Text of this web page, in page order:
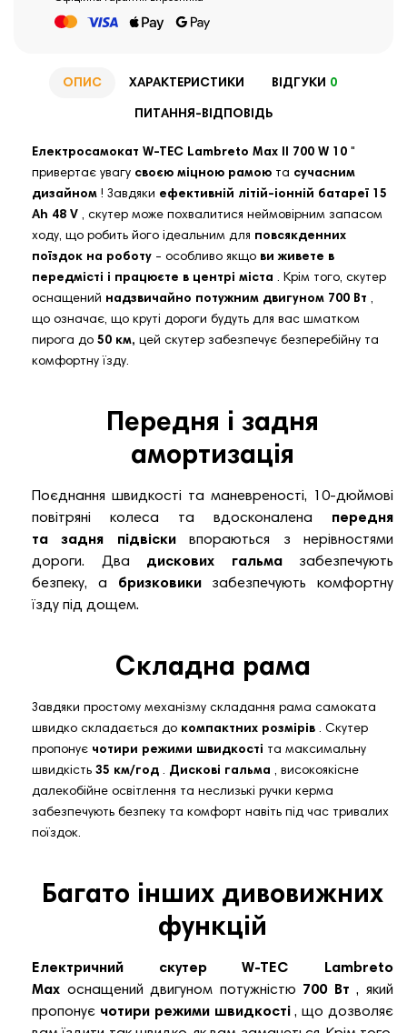
ОПИС ХАРАКТЕРИСТИКИ ВІДГУКИ 0
ПИТАННЯ-ВІДПОВІДЬ
Електросамокат W-TEC Lambreto Max II 700 W 10 "
привертає увагу своєю міцною рамою та сучасним
дизайном ! Завдяки ефективній літій-іонній батареї 15
Ah 48 V , скутер може похвалитися неймовірним запасом
ходу, що робить його ідеальним для повсякденних
поїздок на роботу - особливо якщо ви живете в
передмісті і працюєте в центрі міста . Крім того, скутер
оснащений надзвичайно потужним двигуном 700 Вт ,
що означає, що круті дороги будуть для вас шматком
пирога до 50 км, цей скутер забезпечує безперебійну та
комфортну їзду.
Передня і задня
амортизація
Поєднання швидкості та маневреності, 10-дюймові
повітряні колеса та вдосконалена передня
тазадня підвіскивпораються з нерівностями
дороги. Два дискових гальмазабезпечують
безпеку, а бризковикизабезпечують комфортну
їзду під дощем.
Складна рама
Завдяки простому механізму складання рама самоката
швидко складається до компактних розмірів . Скутер
пропонує чотири режими швидкості та максимальну
швидкість 35 км/год . Дискові гальма , високоякісне
далекобійне освітлення та неслизькі ручки керма
забезпечують безпеку та комфорт навіть під час тривалих
поїздок.
Багато інших дивовижних
функцій
Електричний скутер W-TEC Lambreto
Max оснащений двигуном потужністю 700 Вт , який
пропонує чотири режими швидкості, що дозволяє